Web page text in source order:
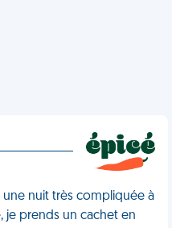
nuit très compliquée à
je prends un cachet en